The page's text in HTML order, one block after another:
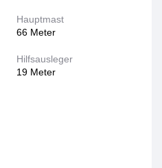
Hauptmast
66 Meter
Hilfsausleger
19 Meter